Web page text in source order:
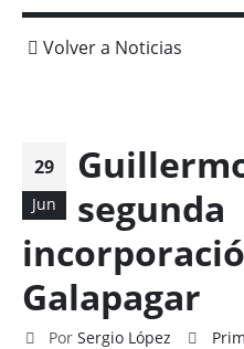
Volver a Noticias
29
Jun
segunda
Galapagar
Por Sergio López